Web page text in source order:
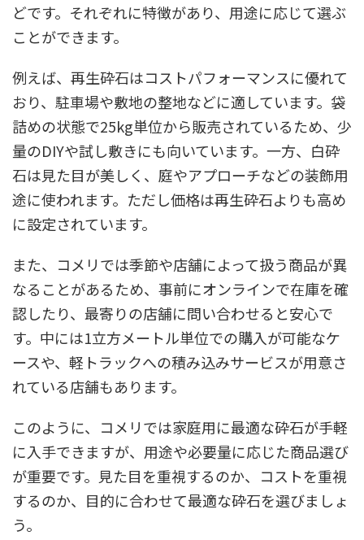
どです。それぞれに特徴があり、用途に応じて選ぶ
ことができます。
例えば、再生砕石はコストパフォーマンスに優れて
おり、駐車場や敷地の整地などに適しています。袋
詰めの状態で25kg単位から販売されているため、少
量のDIYや試し敷きにも向いています。一方、白砕
石は見た目が美しく、庭やアプローチなどの装飾用
途に使われます。ただし価格は再生砕石よりも高め
に設定されています。
また、コメリでは季節や店舗によって扱う商品が異
なることがあるため、事前にオンラインで在庫を確
認したり、最寄りの店舗に問い合わせると安心で
す。中には1立方メートル単位での購入が可能なケ
ースや、軽トラックへの積み込みサービスが用意さ
れている店舗もあります。
このように、コメリでは家庭用に最適な砕石が手軽
に入手できますが、用途や必要量に応じた商品選び
が重要です。見た目を重視するのか、コストを重視
するのか、目的に合わせて最適な砕石を選びましょ
う。